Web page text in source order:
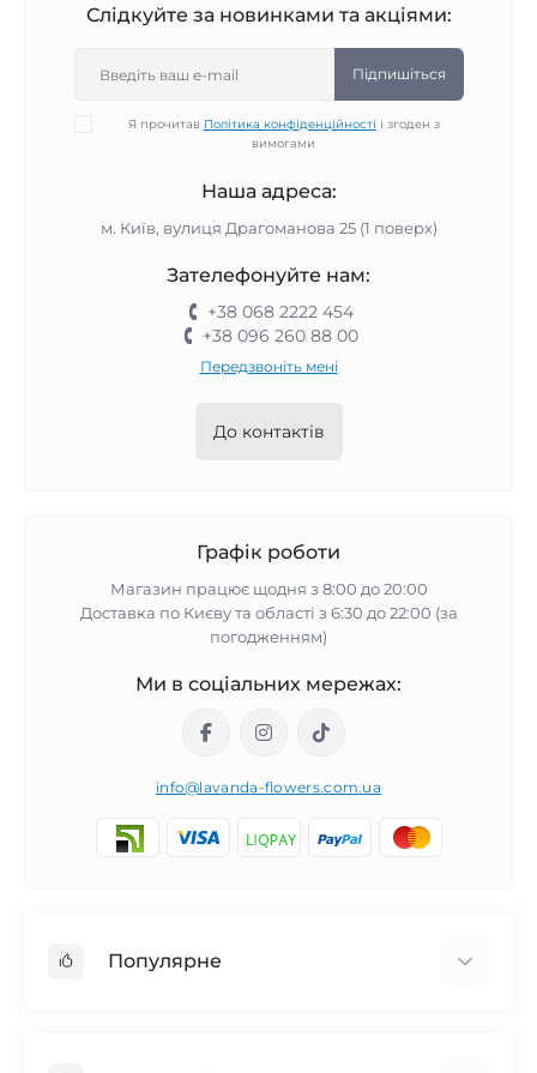
Слідкуйте за новинками та акціями:
Підпишіться
Я прочитав Політика конфіденційності і згоден з
вимогами
Наша адреса:
м. Київ, вулиця Драгоманова 25 (1 поверх)
Зателефонуйте нам:
+38 068 2222 454
+38 096 260 88 00
Передзвоніть мені
До контактів
Графік роботи
Магазин працює щодня з 8:00 до 20:00
Доставка по Києву та області з 6:30 до 22:00 (за
погодженням)
Ми в соціальних мережах:
info@lavanda-flowers.com.ua
Популярне